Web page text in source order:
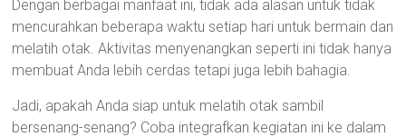
Dengan berbagai manfaat ini, tidak ada alasan untuk tidak
mencurahkan beberapa waktu setiap hari untuk bermain dan
melatih otak. Aktivitas menyenangkan seperti ini tidak hanya
membuat Anda lebih cerdas tetapi juga lebih bahagia.
Jadi, apakah Anda siap untuk melatih otak sambil
bersenang-senang? Coba integrafkan kegiatan ini ke dalam